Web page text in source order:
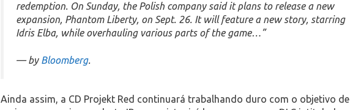
redemption. On Sunday, the Polish company said it plans to release a new
expansion, Phantom Liberty, on Sept. 26. It will feature a new story, starring
Idris Elba, while overhauling various parts of the game…”
— by Bloomberg.
Ainda assim, a CD Projekt Red continuará trabalhando duro com o objetivo de